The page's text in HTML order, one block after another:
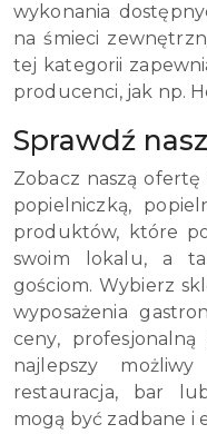
wykonania
na śmieci
tej kategorii
producenci, jak np.
Sprawdź
Zobacz naszą
popielniczką,
produktów, które
swoim lokalu, a
gościom. Wybierz
wyposażenia
ceny,
najlepszy
restauracja, bar
mogą być zadbane i